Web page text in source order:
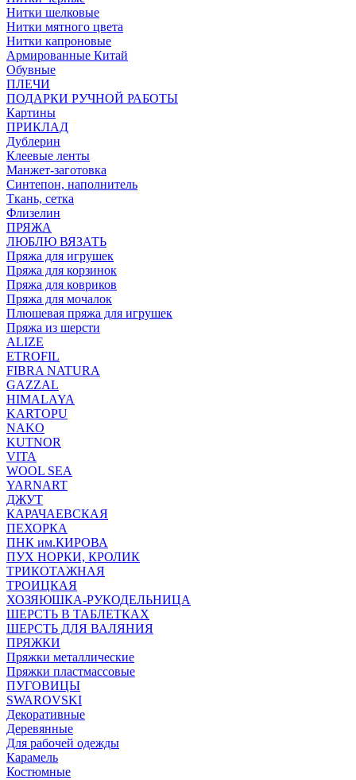
Нитки шелковые
Нитки мятного цвета
Нитки капроновые
Армированные Китай
Обувные
ПЛЕЧИ
ПОДАРКИ РУЧНОЙ РАБОТЫ
Картины
ПРИКЛАД
Дублерин
Клеевые ленты
Манжет-заготовка
Синтепон, наполнитель
Ткань, сетка
Флизелин
ПРЯЖА
ЛЮБЛЮ ВЯЗАТЬ
Пряжа для игрушек
Пряжа для корзинок
Пряжа для ковриков
Пряжа для мочалок
Плюшевая пряжа для игрушек
Пряжа из шерсти
ALIZE
ETROFIL
FIBRA NATURA
GAZZAL
HIMALAYA
KARTOPU
NAKO
KUTNOR
VITA
WOOL SEA
YARNART
ДЖУТ
КАРАЧАЕВСКАЯ
ПЕХОРКА
ПНК им.КИРОВА
ПУХ НОРКИ, КРОЛИК
ТРИКОТАЖНАЯ
ТРОИЦКАЯ
ХОЗЯЮШКА-РУКОДЕЛЬНИЦА
ШЕРСТЬ В ТАБЛЕТКАХ
ШЕРСТЬ ДЛЯ ВАЛЯНИЯ
ПРЯЖКИ
Пряжки металлические
Пряжки пластмассовые
ПУГОВИЦЫ
SWAROVSKI
Декоративные
Деревянные
Для рабочей одежды
Карамель
Костюмные